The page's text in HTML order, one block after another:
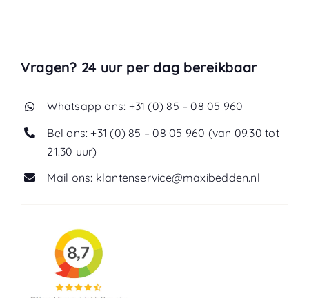
Vragen? 24 uur per dag bereikbaar
Whatsapp ons: +31 (0) 85 – 08 05 960
Bel ons: +31 (0) 85 – 08 05 960 (van 09.30 tot
21.30 uur)
Mail ons: klantenservice@maxibedden.nl